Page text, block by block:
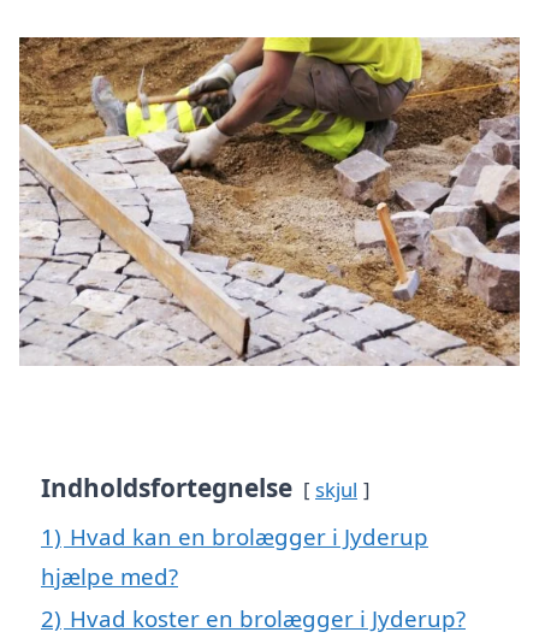
Indholdsfortegnelse skjul
1) Hvad kan en brolægger i Jyderup
hjælpe med?
2) Hvad koster en brolægger i Jyderup?